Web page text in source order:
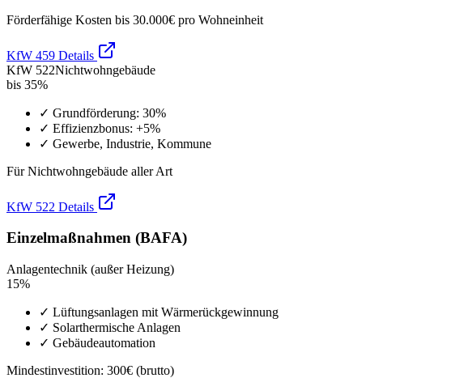
Förderfähige Kosten bis 30.000€ pro Wohneinheit
KfW 459 Details
KfW 522Nichtwohngebäude
bis 35%
✓ Grundförderung: 30%
✓ Effizienzbonus: +5%
✓ Gewerbe, Industrie, Kommune
Für Nichtwohngebäude aller Art
KfW 522 Details
Einzelmaßnahmen (BAFA)
Anlagentechnik (außer Heizung)
15%
✓ Lüftungsanlagen mit Wärmerückgewinnung
✓ Solarthermische Anlagen
✓ Gebäudeautomation
Mindestinvestition: 300€ (brutto)